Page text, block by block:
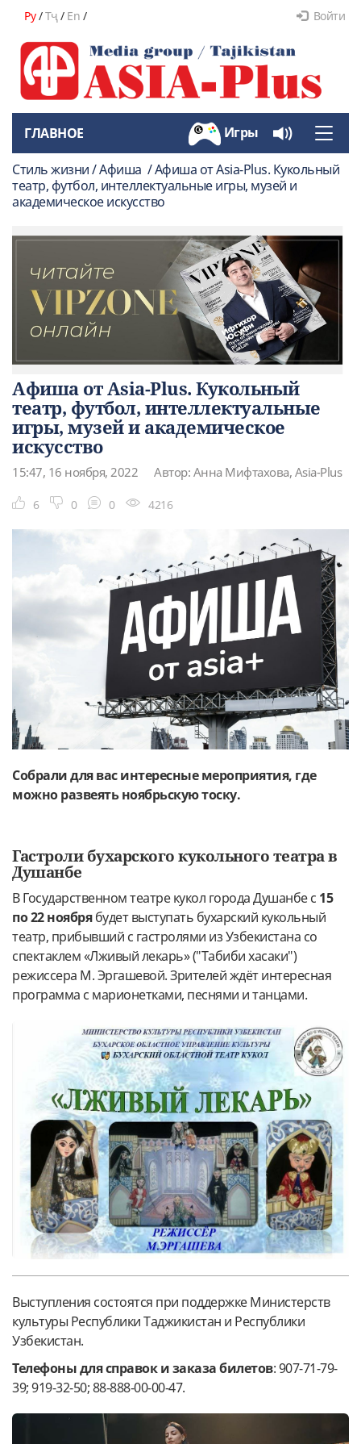
Ру/Тҷ/ En / Войти
Toggle
ГЛАВНОЕ Игры
Стиль жизни / Афиша / Афиша от Asia-Plus. Кукольный
театр, футбол, интеллектуальные игры, музей и
академическое искусство
Афиша от Asia-Plus. Кукольный
театр, футбол, интеллектуальные
игры, музей и академическое
искусство
15:47, 16 ноября, 2022 Автор: Анна Мифтахова, Asia-Plus
6 0 0 4216
Собрали для вас интересные мероприятия, где
можно развеять ноябрьскую тоску.
Гастроли бухарского кукольного театра в
Душанбе
В Государственном театре кукол города Душанбе с 15
по 22 ноябрябудет выступать бухарский кукольный
театр, прибывший с гастролями из Узбекистана со
спектаклем «Лживый лекарь» ("Табиби хасаки")
режиссера М. Эргашевой. Зрителей ждёт интересная
программа с марионетками, песнями и танцами.
Выступления состоятся при поддержке Министерств
культуры Республики Таджикистан и Республики
Узбекистан.
Телефоны для справок и заказа билетов: 907-71-79-
39; 919-32-50; 88-888-00-00-47.